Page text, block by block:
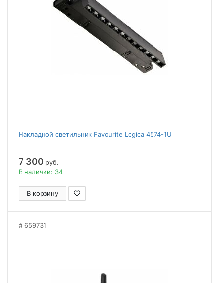
Накладной светильник Favourite Logica 4574-1U
7 300 руб.
В наличии: 34
В корзину
659731